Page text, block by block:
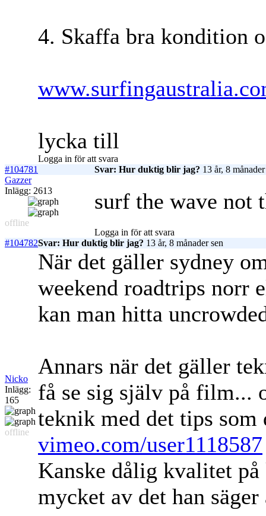
4. Skaffa bra kondition
lycka till
Logga in för att svara
#104781
Svar: Hur duktig blir jag? 13 år, 8
Gazzer
Inlägg: 2613
offline
surf the wave not
Logga in för att svara
#104782Svar: Hur duktig blir jag? 13 år, 8 månader sen
Nicko
Inlägg:
165
offline
När det gäller sydney
weekend roadtrips norr
kan man hitta
Annars när det gäller
få se sig själv på film...
teknik med det tips som
vimeo.com/user1118587
Kanske dålig kvalitet
mycket av det han